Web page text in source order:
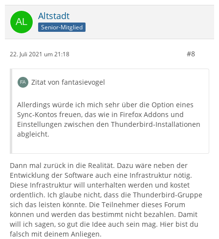
Altstadt
Senior-Mitglied
22. Juli 2021 um 21:18 #8
Zitat von fantasievogel
Allerdings würde ich mich sehr über die Option eines
Sync-Kontos freuen, das wie in Firefox Addons und
Einstellungen zwischen den Thunderbird-Installationen
abgleicht.
Dann mal zurück in die Realität. Dazu wäre neben der
Entwicklung der Software auch eine Infrastruktur nötig.
Diese Infrastruktur will unterhalten werden und kostet
ordentlich. Ich glaube nicht, dass die Thunderbird-Gruppe
sich das leisten könnte. Die Teilnehmer dieses Forum
können und werden das bestimmt nicht bezahlen. Damit
will ich sagen, so gut die Idee auch sein mag. Hier bist du
falsch mit deinem Anliegen.